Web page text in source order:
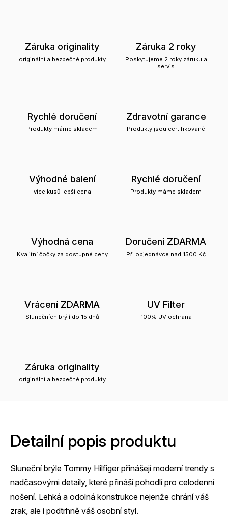
Záruka originality
originální a bezpečné produkty
Záruka 2 roky
Poskytujeme 2 roky záruku a
servis
Rychlé doručení
Produkty máme skladem
Zdravotní garance
Produkty jsou certifikované
Výhodné balení
více kusů lepší cena
Rychlé doručení
Produkty máme skladem
Výhodná cena
Kvalitní čočky za dostupné ceny
Doručení ZDARMA
Při objednávce nad 1500 Kč
Vrácení ZDARMA
Slunečních brýlí do 15 dnů
UV Filter
100% UV ochrana
Záruka originality
originální a bezpečné produkty
Detailní popis produktu
Sluneční brýle Tommy Hilfiger přinášejí moderní trendy s
nadčasovými detaily, které přináší pohodlí pro celodenní
nošení. Lehká a odolná konstrukce nejenže chrání váš
zrak, ale i podtrhně váš osobní styl.